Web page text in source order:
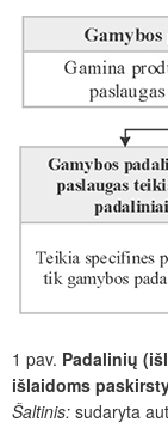
1 pav. Padalinių
išlaidoms
Šaltinis: sudaryta